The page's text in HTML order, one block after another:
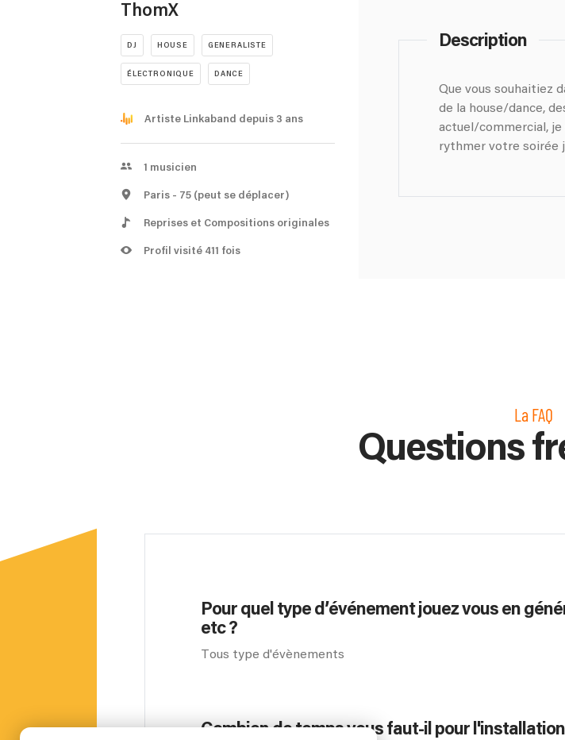
ThomX
DJ HOUSE GENERALISTE
ÉLECTRONIQUE DANCE
Artiste Linkaband depuis 3 ans
1 musicien
Paris - 75 (peut se déplacer)
Reprises et Compositions originales
Profil visité 411 fois
Description
Que vous souhaitiez
de la house/dance,
actuel/commercial, je
rythmer votre soirée
La FAQ
Questions
Pour quel type d’événement jouez vous en
etc ?
Tous type d'évènements
Combien de temps vous faut-il pour